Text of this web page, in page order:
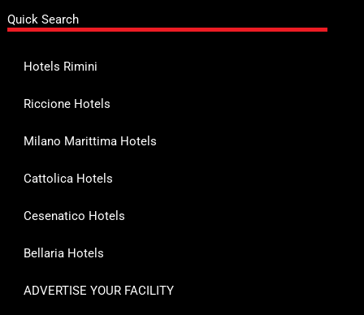
Quick Search
Hotels Rimini
Riccione Hotels
Milano Marittima Hotels
Cattolica Hotels
Cesenatico Hotels
Bellaria Hotels
ADVERTISE YOUR FACILITY